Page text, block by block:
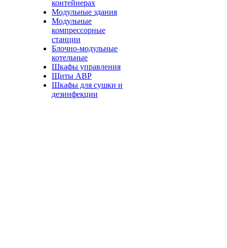
контейнерах
Модульные здания
Модульные
компрессорные
станции
Блочно-модульные
котельные
Шкафы управления
Щиты АВР
Шкафы для сушки и
дезинфекции